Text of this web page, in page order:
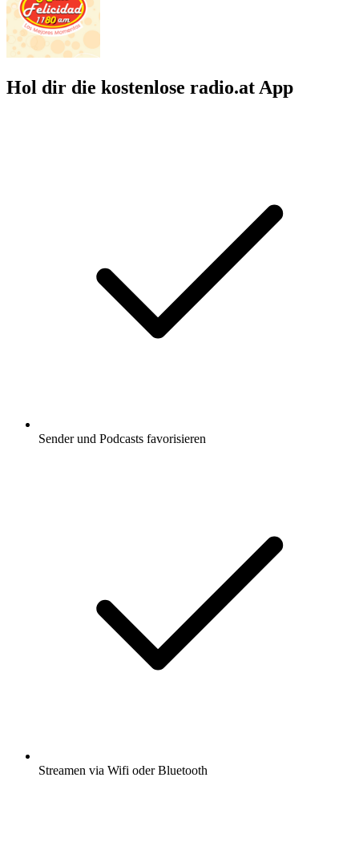
Hol dir die kostenlose radio.at App
Sender und Podcasts favorisieren
Streamen via Wifi oder Bluetooth